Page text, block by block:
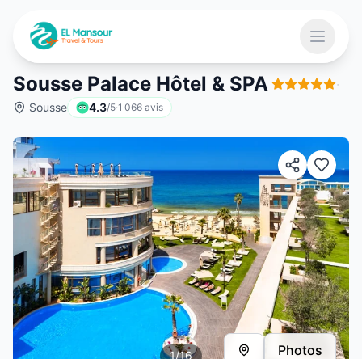
Ouvrir
Sousse Palace Hôtel & SPA ·
Sousse 4.3/5·1 066 avis
1/16 Photos